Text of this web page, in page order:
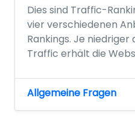
Dies sind Traffic-
vier verschiedenen
Rankings. Je
Traffic erhält die
Allgemeine Fragen